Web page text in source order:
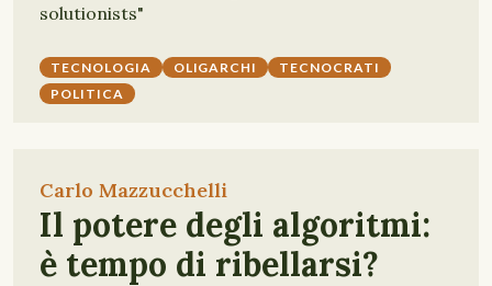
solutionists"
TECNOLOGIA OLIGARCHI
TECNOCRATI
POLITICA
Carlo Mazzucchelli
Il potere degli algoritmi:
è tempo di ribellarsi?